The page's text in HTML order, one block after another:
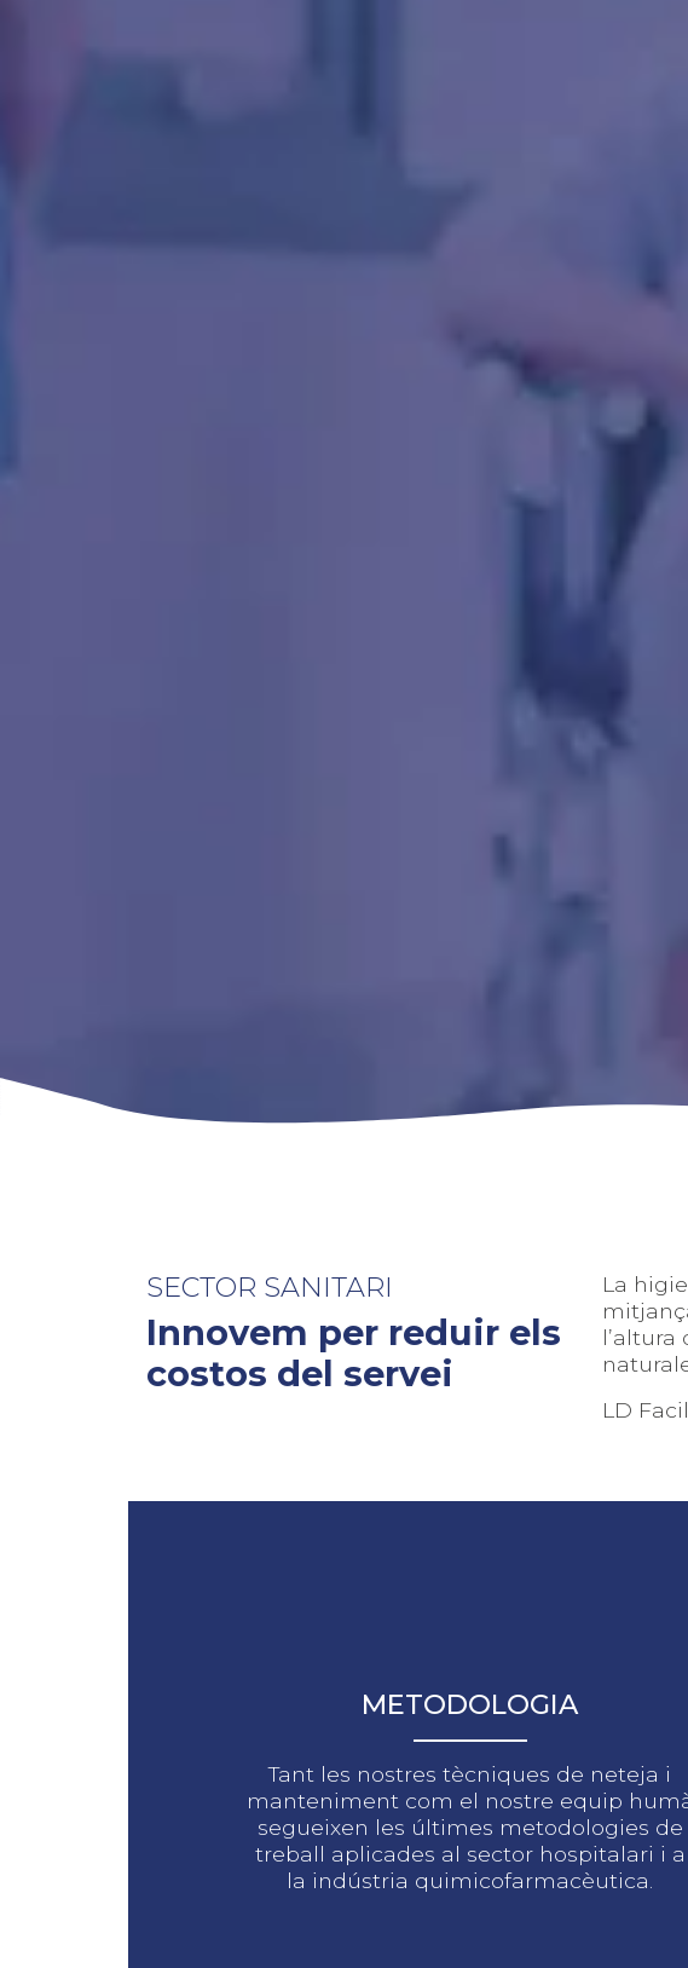
SECTOR SANITARI
Innovem per reduir els
costos del servei
La
LD
METODOLOGIA
Tant les nostres tècniques de neteja i
manteniment com el nostre equip
segueixen les últimes metodologies de
treball aplicades al sector hospitalari i a
la indústria quimicofarmacèutica.